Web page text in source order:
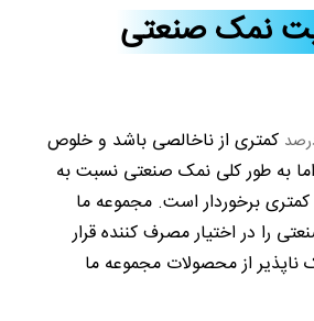
نمک صنعتی
کمتری از ناخالصی باشد و خلوص
به طور کلی نمک صنعتی نسبت به
برخوردار است. مجموعه ما
را در اختیار مصرف کننده قرار
از محصولات مجموعه ما